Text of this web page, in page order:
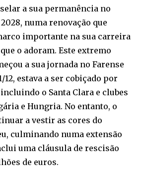
a sua permanência no
numa renovação que
importante na sua carreira
o adoram. Este extremo
a sua jornada no Farense
12, estava a ser cobiçado por
o Santa Clara e clubes
e Hungria. No entanto, o
a vestir as cores do
culminando numa extensão
uma cláusula de rescisão
de euros.